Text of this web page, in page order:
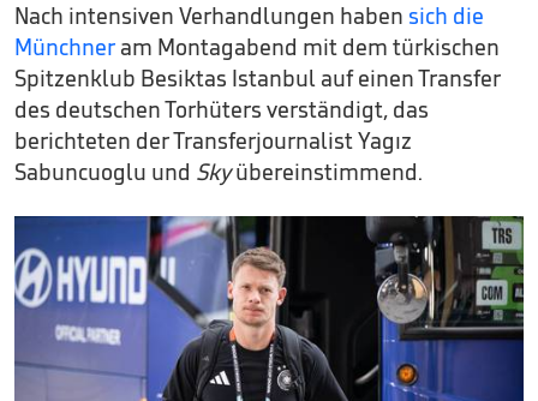
Nach intensiven Verhandlungen haben sich die
Münchner am Montagabend mit dem türkischen
Spitzenklub Besiktas Istanbul auf einen Transfer
des deutschen Torhüters verständigt, das
berichteten der Transferjournalist Yagız
Sabuncuoglu und Skyübereinstimmend.